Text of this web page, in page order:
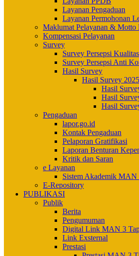
Layanan Pengaduan
Layanan Permohonan
Maklumat Pelayanan & Motto
Kompensasi Pelayanan
Survey
Survey Persepsi
Survey Persepsi Anti
Hasil Survey
Hasil Survey 2025
Hasil
Hasil
Hasil
Pengaduan
lapor.go.id
Kontak Pengaduan
Pelaporan Gratifikasi
Laporan Benturan
Kritik dan Saran
e Layanan
Sistem Akademik MAN
E-Repository
PUBLIKASI
Publik
Berita
Pengumuman
Digital Link MAN 3
Link Exsternal
Prestasi